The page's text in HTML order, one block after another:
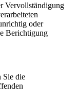
Vervollständigung
oder
Berichtigung
Sie die